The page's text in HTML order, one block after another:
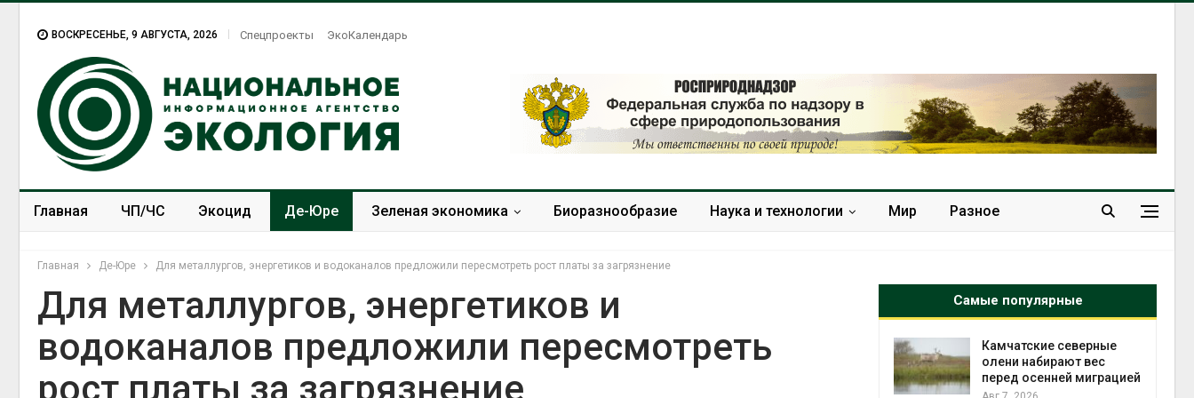
ВОСКРЕСЕНЬЕ, 9 АВГУСТА, 2026 Спецпроекты ЭкоКалендарь
Главная ЧП/ЧС Экоцид Де-Юре Зеленая экономика Биоразнообразие Наука и технологии Мир Разное
Главная Де-Юре Для металлургов, энергетиков и водоканалов предложили пересмотреть рост платы за загрязнение
Для металлургов, энергетиков и
водоканалов предложили пересмотреть
рост платы за загрязнение
Самые популярные
Тайфун, засуха и пожары:
сразу несколько
экстремальными
Микропластик из
упаковки может
Камчатские северные
олени набирают вес
перед осенней миграцией